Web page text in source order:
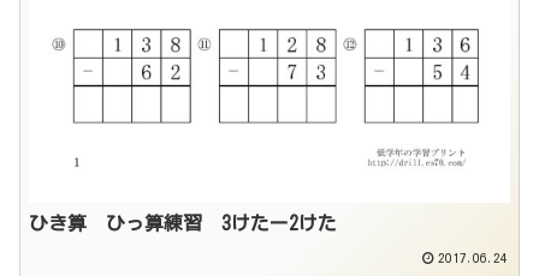
ひき算 ひっ算練習 3けたー2けた
2017.06.24